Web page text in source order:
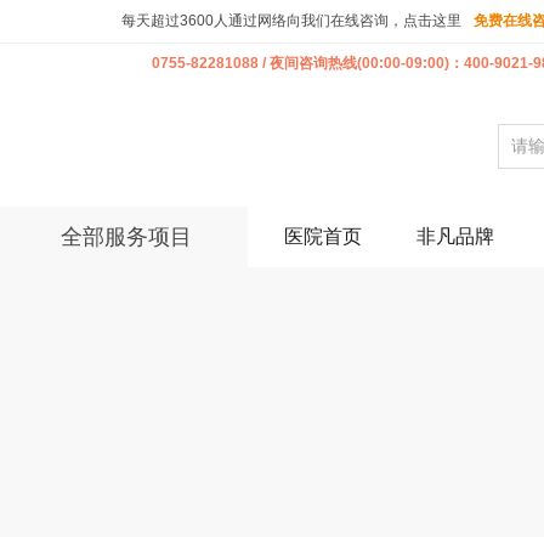
每天超过3600人通过网络向我们在线咨询，点击这里 免费在线
0755-82281088 / 夜间咨询热线(00:00-09:00)：400-9021-
全部服务项目 医院首页 非凡品牌